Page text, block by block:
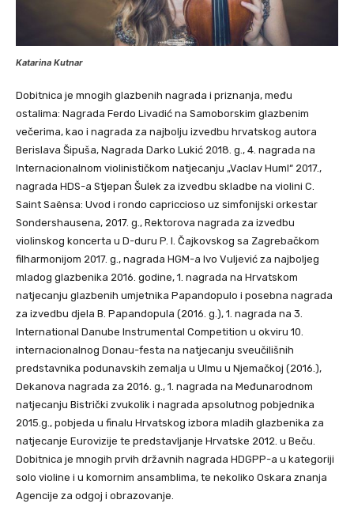
Katarina Kutnar
Dobitnica je mnogih glazbenih nagrada i priznanja, među
ostalima: Nagrada Ferdo Livadić na Samoborskim glazbenim
večerima, kao i nagrada za najbolju izvedbu hrvatskog autora
Berislava Šipuša, Nagrada Darko Lukić 2018. g., 4. nagrada na
Internacionalnom violinističkom natjecanju „Vaclav Huml“ 2017.,
nagrada HDS-a Stjepan Šulek za izvedbu skladbe na violini C.
Saint Saënsa: Uvod i rondo capriccioso uz simfonijski orkestar
Sondershausena, 2017. g., Rektorova nagrada za izvedbu
violinskog koncerta u D-duru P. I. Čajkovskog sa Zagrebačkom
filharmonijom 2017. g., nagrada HGM-a Ivo Vuljević za najboljeg
mladog glazbenika 2016. godine, 1. nagrada na Hrvatskom
natjecanju glazbenih umjetnika Papandopulo i posebna nagrada
za izvedbu djela B. Papandopula (2016. g.), 1. nagrada na 3.
International Danube Instrumental Competition u okviru 10.
internacionalnog Donau-festa na natjecanju sveučilišnih
predstavnika podunavskih zemalja u Ulmu u Njemačkoj (2016.),
Dekanova nagrada za 2016. g., 1. nagrada na Međunarodnom
natjecanju Bistrički zvukolik i nagrada apsolutnog pobjednika
2015.g., pobjeda u finalu Hrvatskog izbora mladih glazbenika za
natjecanje Eurovizije te predstavljanje Hrvatske 2012. u Beču.
Dobitnica je mnogih prvih državnih nagrada HDGPP-a u kategoriji
solo violine i u komornim ansamblima, te nekoliko Oskara znanja
Agencije za odgoj i obrazovanje.